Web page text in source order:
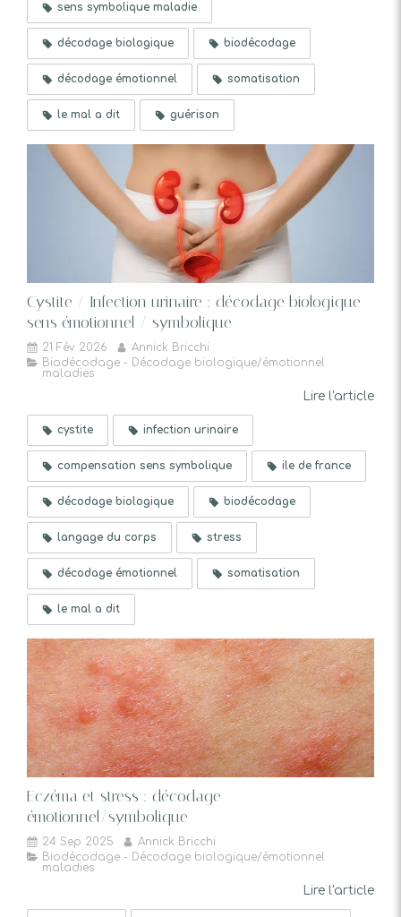
sens symbolique maladie
décodage biologique biodécodage
décodage émotionnel somatisation
le mal a dit guérison
Cystite / Infection urinaire : décodage biologique -
sens émotionnel / symbolique
21 Fév 2026
Annick Bricchi
Biodécodage - Décodage biologique/émotionnel
maladies
Lire l'article
cystite infection urinaire
compensation sens symbolique ile de france
décodage biologique biodécodage
langage du corps stress
décodage émotionnel somatisation
le mal a dit
Eczéma et stress : décodage
émotionnel/symbolique
24 Sep 2025
Annick Bricchi
Biodécodage - Décodage biologique/émotionnel
maladies
Lire l'article